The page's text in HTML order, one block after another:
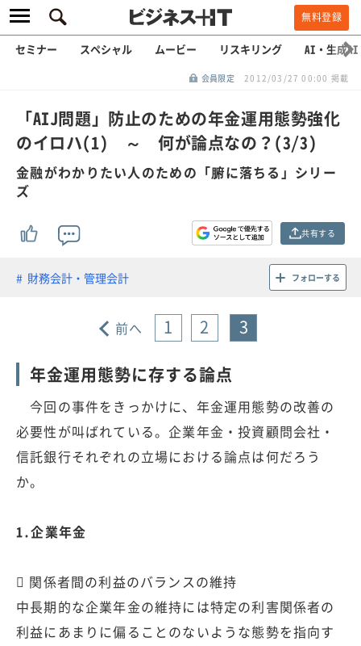
無料登録
セミナー スペシャル ムービー リスキリング AI・生成AI
会員限定 2012/03/27 00:00 掲載
「AIJ問題」防止のための年金運用態勢強化
のイロハ(1) ～ 何が論点なの？(3/3)
金融がわかりたい人のための「腑に落ちる」シリー
ズ
共有する
財務会計・管理会計 フォローする
前へ 1 2 3
年金運用態勢に存する論点
今回の事件をきっかけに、年金運用態勢の改善の
必要性が叫ばれている。企業年金・投資顧問会社・
信託銀行それぞれの立場における論点は何だろう
か。
1.企業年金
 関係者間の利益のバランスの維持
中長期的な企業年金の維持には特定の利害関係者の
利益にあまりに偏ることのないような態勢を指向す